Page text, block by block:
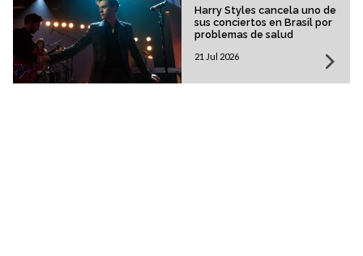
Harry Styles cancela uno de
sus conciertos en Brasil por
problemas de salud
21 Jul 2026